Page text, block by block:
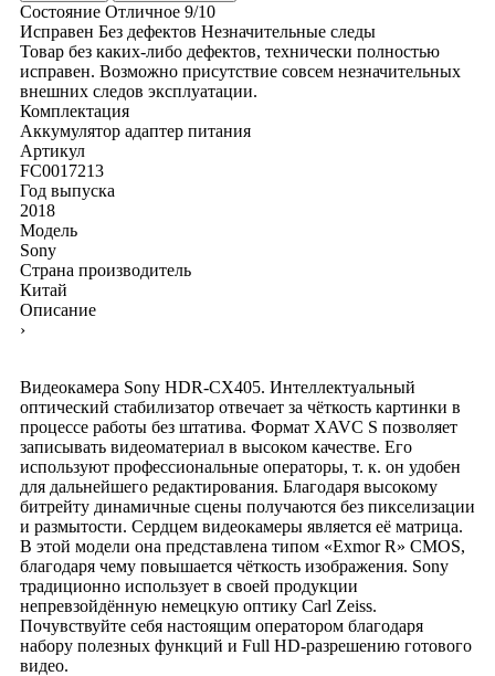
Состояние Отличное 9/10
Исправен Без дефектов Незначительные следы
Товар без каких-либо дефектов, технически полностью
исправен. Возможно присутствие совсем незначительных
внешних следов эксплуатации.
Комплектация
Аккумулятор адаптер питания
Артикул
FC0017213
Год выпуска
2018
Модель
Sony
Страна производитель
Китай
Описание
›
Видеокамера Sony HDR-CX405. Интеллектуальный
оптический стабилизатор отвечает за чёткость картинки в
процессе работы без штатива. Формат XAVC S позволяет
записывать видеоматериал в высоком качестве. Его
используют профессиональные операторы, т. к. он удобен
для дальнейшего редактирования. Благодаря высокому
битрейту динамичные сцены получаются без пикселизации
и размытости. Сердцем видеокамеры является её матрица.
В этой модели она представлена типом «Exmor R» CMOS,
благодаря чему повышается чёткость изображения. Sony
традиционно использует в своей продукции
непревзойдённую немецкую оптику Carl Zeiss.
Почувствуйте себя настоящим оператором благодаря
набору полезных функций и Full HD-разрешению готового
видео.